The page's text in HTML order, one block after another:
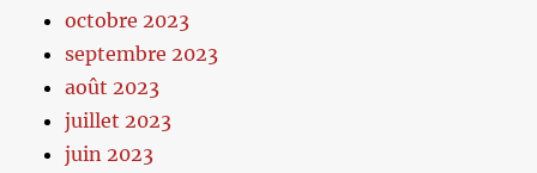
octobre 2023
septembre 2023
août 2023
juillet 2023
juin 2023